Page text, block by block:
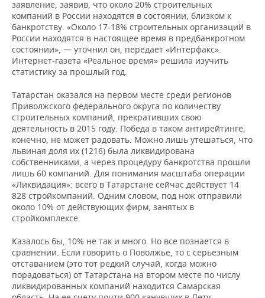
ВОЛЕЙБОЛ
КИБЕРСПОРТ
ФИГУРНОЕ КАТАНИЕ
ВОДНЫЕ ВИДЫ СПОРТА
ХОККЕЙ С МЯЧОМ
ИСТОРИЯ
КУЛЬТУРА
МЕДИЦИНА
ОБРАЗОВАНИЕ
ПРОИСШЕСТВИЯ
СПИСОК ПЕРСОН
СПИСОК КОМПАНИЙ
ПОЛНАЯ ВЕРСИЯ
заявление, заявив, что около 20% строительных
компаний в России находятся в состоянии, близком к
банкротству. «Около 17-18% строительных организаций в
России находятся в настоящее время в предбанкротном
состоянии», — уточнил он, передает «Интерфакс».
Интернет-газета «Реальное время» решила изучить
статистику за прошлый год.
Татарстан оказался на первом месте среди регионов
Приволжского федерального округа по количеству
строительных компаний, прекративших свою
деятельность в 2015 году. Победа в таком антирейтинге,
конечно, не может радовать. Можно лишь утешаться, что
львиная доля их (1216) была ликвидирована
собственниками, а через процедуру банкротства прошли
лишь 60 компаний. Для понимания масштаба операции
«Ликвидация»: всего в Татарстане сейчас действует 14
828 стройкомпаний. Одним словом, под нож отправили
около 10% от действующих фирм, занятых в
стройкомплексе.
Казалось бы, 10% не так и много. Но все познается в
сравнении. Если говорить о Поволжье, то с серьезным
отставанием (это тот редкий случай, когда можно
порадоваться) от Татарстана на втором месте по числу
ликвидированных компаний находится Самарская